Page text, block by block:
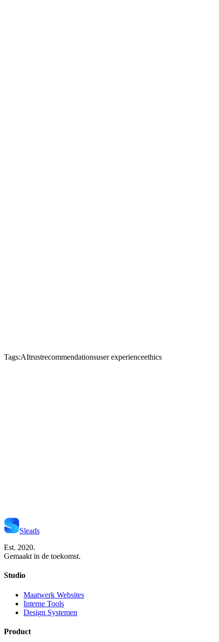
Tags:AItrustrecommendationsuser experienceethics
Sleads
Est. 2020.
Gemaakt in de toekomst.
Studio
Maatwerk Websites
Interne Tools
Design Systemen
Product